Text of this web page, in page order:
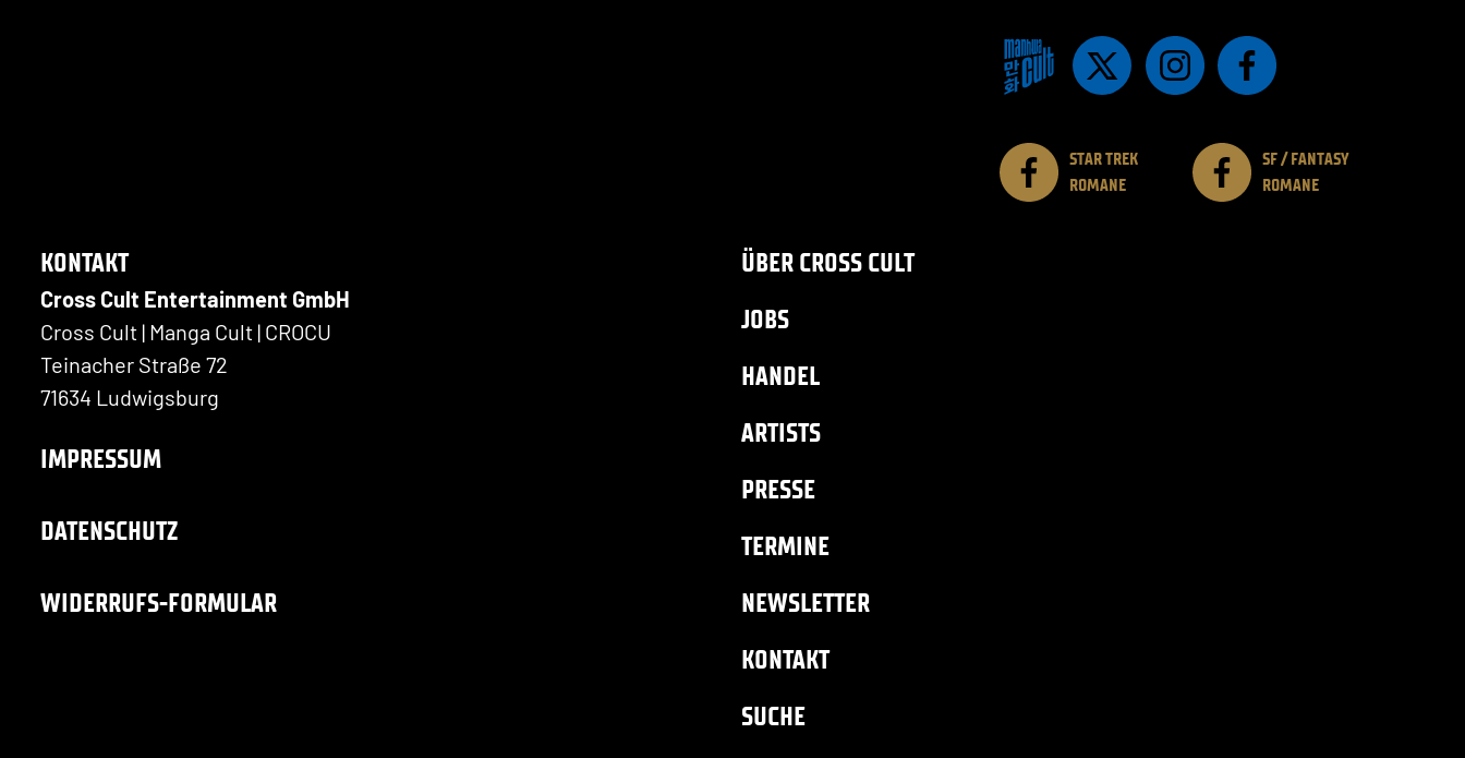
STAR TREK
ROMANE
SF / FANTASY
ROMANE
KONTAKT
Cross Cult Entertainment GmbH
Cross Cult | Manga Cult | CROCU
Teinacher Straße 72
71634 Ludwigsburg
IMPRESSUM
DATENSCHUTZ
WIDERRUFS-FORMULAR
ÜBER CROSS CULT
JOBS
HANDEL
ARTISTS
PRESSE
TERMINE
NEWSLETTER
KONTAKT
SUCHE